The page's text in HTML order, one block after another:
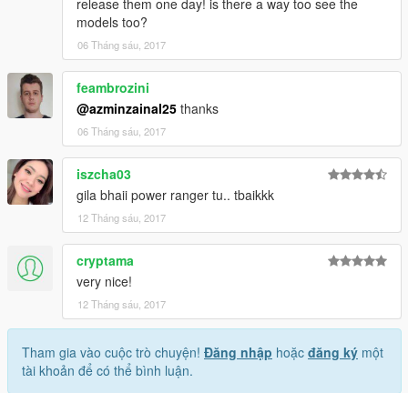
models too?
06 Tháng sáu, 2017
feambrozini
@azminzainal25 thanks
06 Tháng sáu, 2017
iszcha03
gila bhaii power ranger tu.. tbaikkk
12 Tháng sáu, 2017
cryptama
very nice!
12 Tháng sáu, 2017
Tham gia vào cuộc trò chuyện! Đăng nhập hoặc đăng ký một
tài khoản để có thể bình luận.